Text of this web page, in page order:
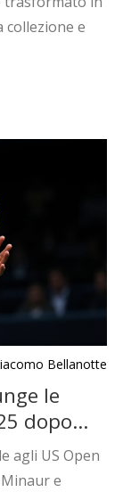
e
Bellanotte
le
dopo
agli US Open
e